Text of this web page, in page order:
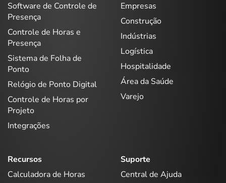
Software de Controle de
Presença
Controle de Horas e
Presença
Sistema de Folha de
Ponto
Relógio de Ponto Digital
Controle de Horas por
Projeto
Integrações
Empresas
Construção
Indústrias
Logística
Hospitalidade
Área da Saúde
Varejo
Recursos
Calculadora de Horas
Suporte
Central de Ajuda